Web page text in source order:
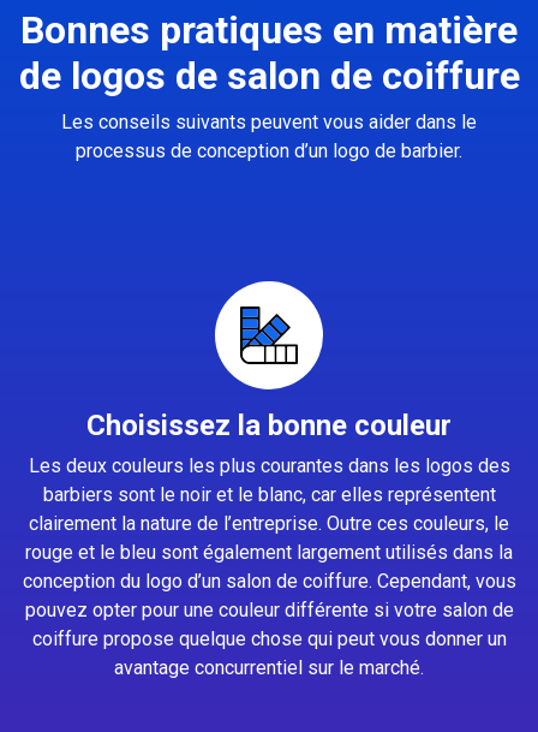
Bonnes pratiques en matière
de logos de salon de coiffure
Les conseils suivants peuvent vous aider dans le
processus de conception d’un logo de barbier.
Choisissez la bonne couleur
Les deux couleurs les plus courantes dans les logos des
barbiers sont le noir et le blanc, car elles représentent
clairement la nature de l’entreprise. Outre ces couleurs, le
rouge et le bleu sont également largement utilisés dans la
conception du logo d’un salon de coiffure. Cependant, vous
pouvez opter pour une couleur différente si votre salon de
coiffure propose quelque chose qui peut vous donner un
avantage concurrentiel sur le marché.